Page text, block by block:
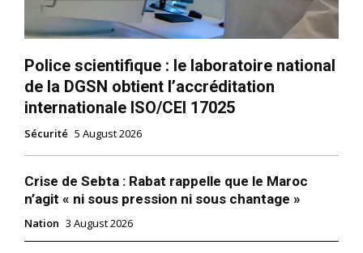
Police scientifique : le laboratoire national
de la DGSN obtient l’accréditation
internationale ISO/CEI 17025
Sécurité 5 August 2026
Crise de Sebta : Rabat rappelle que le Maroc
n’agit « ni sous pression ni sous chantage »
Nation 3 August 2026